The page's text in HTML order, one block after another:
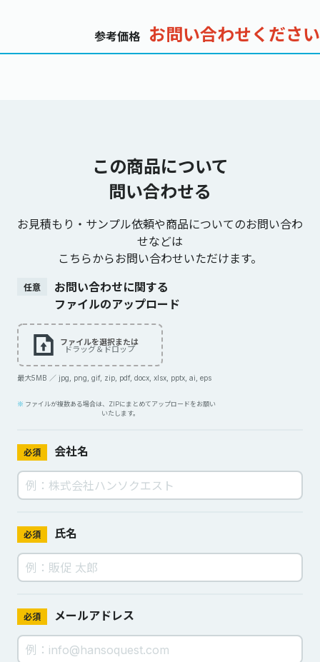
参考価格 お問い合わせください
この商品について
問い合わせる
お見積もり・サンプル依頼や商品についてのお問い合わ
せなどは
こちらからお問い合わせいただけます。
任意
お問い合わせに関する
ファイルのアップロード
ファイルを選択または
ドラッグ＆ドロップ
最大5MB ／ jpg, png, gif, zip, pdf, docx, xlsx, pptx, ai, eps
ファイルが複数ある場合は、ZIPにまとめてアップロードをお願い
いたします。
必須 会社名
必須 氏名
必須 メールアドレス